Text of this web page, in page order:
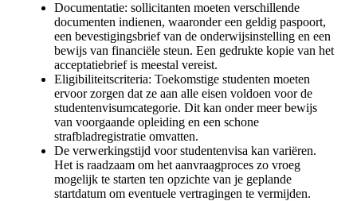
Documentatie: sollicitanten moeten verschillende
documenten indienen, waaronder een geldig paspoort,
een bevestigingsbrief van de onderwijsinstelling en een
bewijs van financiële steun. Een gedrukte kopie van het
acceptatiebrief is meestal vereist.
Eligibiliteitscriteria: Toekomstige studenten moeten
ervoor zorgen dat ze aan alle eisen voldoen voor de
studentenvisumcategorie. Dit kan onder meer bewijs
van voorgaande opleiding en een schone
strafbladregistratie omvatten.
De verwerkingstijd voor studentenvisa kan variëren.
Het is raadzaam om het aanvraagproces zo vroeg
mogelijk te starten ten opzichte van je geplande
startdatum om eventuele vertragingen te vermijden.